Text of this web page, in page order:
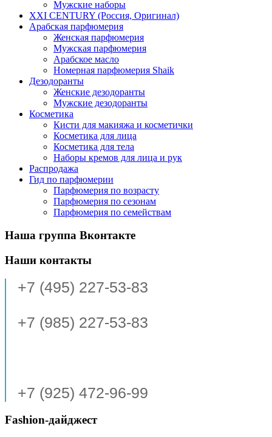
Мужские наборы
XXI CENTURY (Россия, Оригинал)
Арабская парфюмерия
Женская парфюмерия
Мужская парфюмерия
Арабское масло
Номерная парфюмерия Shaik
Дезодоранты
Женские дезодоранты
Мужские дезодоранты
Косметика
Кисти для макияжа и косметички
Косметика для лица
Косметика для тела
Наборы кремов для лица и рук
Распродажа
Гид по парфюмерии
Парфюмерия по возрасту
Парфюмерия по сезонам
Парфюмерия по семействам
Наша группа Вконтакте
Наши контакты
+7 (495) 227-53-83
+7 (985) 227-53-83
+7 (925) 472-96-99
Fashion-дайджест